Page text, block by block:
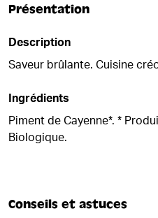
Présentation
Description
Saveur brûlante. Cuisine
Ingrédients
Piment de Cayenne*. *
Biologique.
Conseils et astuces